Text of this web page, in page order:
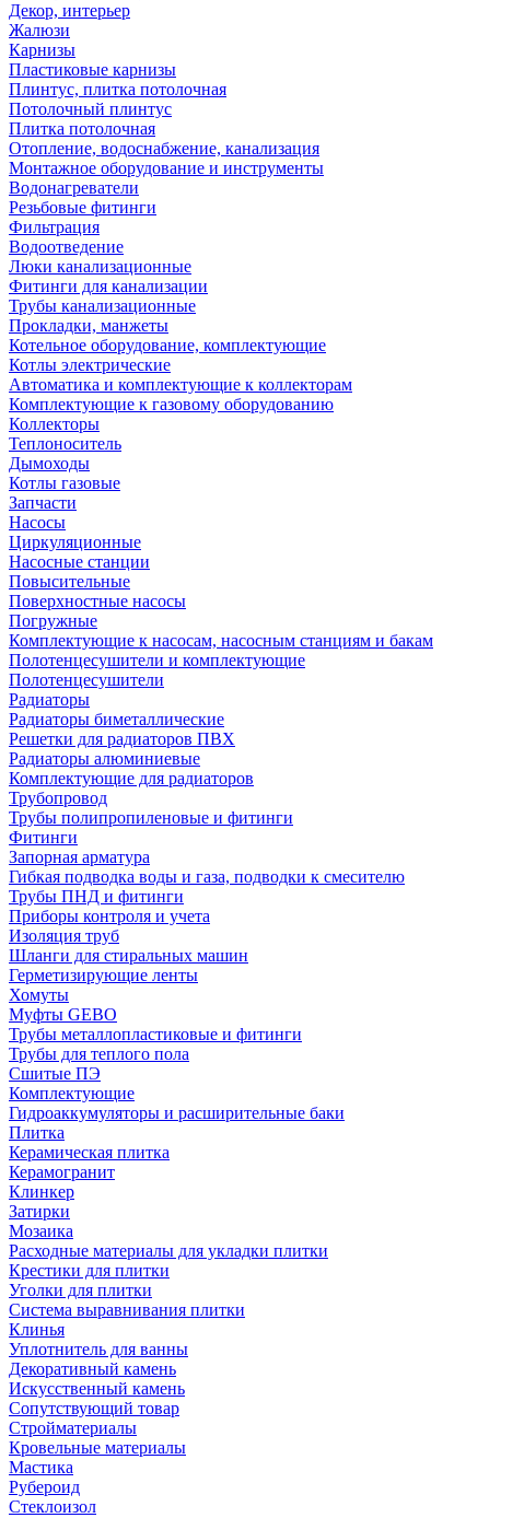
Декор, интерьер
Жалюзи
Карнизы
Пластиковые карнизы
Плинтус, плитка потолочная
Потолочный плинтус
Плитка потолочная
Отопление, водоснабжение, канализация
Монтажное оборудование и инструменты
Водонагреватели
Резьбовые фитинги
Фильтрация
Водоотведение
Люки канализационные
Фитинги для канализации
Трубы канализационные
Прокладки, манжеты
Котельное оборудование, комплектующие
Котлы электрические
Автоматика и комплектующие к коллекторам
Комплектующие к газовому оборудованию
Коллекторы
Теплоноситель
Дымоходы
Котлы газовые
Запчасти
Насосы
Циркуляционные
Насосные станции
Повысительные
Поверхностные насосы
Погружные
Комплектующие к насосам, насосным станциям и бакам
Полотенцесушители и комплектующие
Полотенцесушители
Радиаторы
Радиаторы биметаллические
Решетки для радиаторов ПВХ
Радиаторы алюминиевые
Комплектующие для радиаторов
Трубопровод
Трубы полипропиленовые и фитинги
Фитинги
Запорная арматура
Гибкая подводка воды и газа, подводки к смесителю
Трубы ПНД и фитинги
Приборы контроля и учета
Изоляция труб
Шланги для стиральных машин
Герметизирующие ленты
Хомуты
Муфты GEBO
Трубы металлопластиковые и фитинги
Трубы для теплого пола
Сшитые ПЭ
Комплектующие
Гидроаккумуляторы и расширительные баки
Плитка
Керамическая плитка
Керамогранит
Клинкер
Затирки
Мозаика
Расходные материалы для укладки плитки
Крестики для плитки
Уголки для плитки
Система выравнивания плитки
Клинья
Уплотнитель для ванны
Декоративный камень
Искусственный камень
Сопутствующий товар
Стройматериалы
Кровельные материалы
Мастика
Рубероид
Стеклоизол